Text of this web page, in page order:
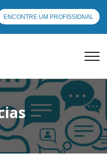
ENCONTRE UM PROFISSIONAL